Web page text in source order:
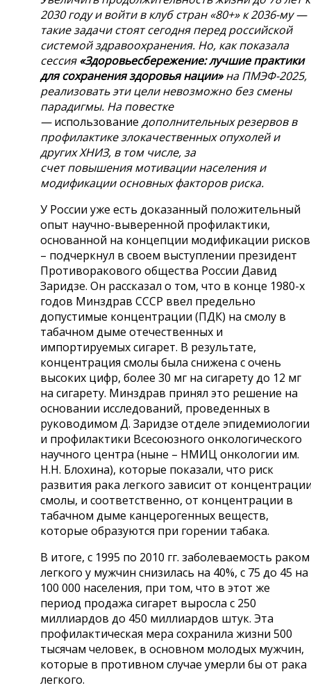
2030 году и войти в клуб стран «80+» к 2036-му —
такие задачи стоят сегодня перед российской
системой здравоохранения. Но, как показала
сессия«Здоровьесбережение: лучшие практики
для сохранения здоровья нации»на ПМЭФ-2025,
реализовать эти цели невозможно без смены
парадигмы. На повестке
—использование дополнительных резервов в
профилактике злокачественных опухолей и
других ХНИЗ, в том числе,за
счет повышениямотивации населения и
модификацииосновных факторов риска.
У России уже есть доказанный положительный
опыт научно-выверенной профилактики,
основанной на концепции модификации рисков
– подчеркнул в своем выступлении президент
Противоракового общества России Давид
Заридзе. Он рассказал о том, что в конце 1980-х
годов Минздрав СССР ввел предельно
допустимые концентрации (ПДК) на смолу в
табачном дыме отечественных и
импортируемых сигарет. В результате,
концентрация смолы была снижена с очень
высоких цифр, более 30 мг на сигарету до 12 мг
на сигарету. Минздрав принял это решение на
основании исследований, проведенных в
руководимом Д. Заридзе отделе эпидемиологии
и профилактики Всесоюзного онкологического
научного центра (ныне – НМИЦ онкологии им.
Н.Н. Блохина), которые показали, что риск
развития рака легкого зависит от
смолы, и соответственно, от концентрации в
табачном дыме канцерогенных веществ,
которые образуются при горении табака.
В итоге, с 1995 по 2010 гг. заболеваемость раком
легкого у мужчин снизилась на 40%, с 75 до 45 на
100 000 населения, при том, что в этот же
период продажа сигарет выросла с 250
миллиардов до 450 миллиардов штук. Эта
профилактическая мера сохранила жизни 500
тысячам человек, в основном молодых мужчин,
которые в противном случае умерли бы от рака
легкого.